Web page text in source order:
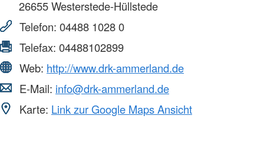
26655Westerstede-Hüllstede
Telefon: 04488 1028 0
Telefax: 04488102899
Web: http://www.drk-ammerland.de
E-Mail: info@drk-ammerland.de
Karte: Link zur Google Maps Ansicht